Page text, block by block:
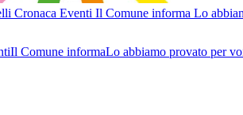
Cronaca Eventi Il Comune informa Lo
Il Comune informaLo abbiamo provato per